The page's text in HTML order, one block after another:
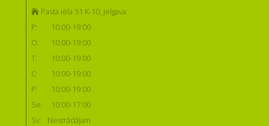
Pasta iela 51 K-10, Jelgava
P:
10:00-19:00
O:
10:00-19:00
T:
10:00-19:00
C:
10:00-19:00
P:
10:00-19:00
Se:
10:00-17:00
Sv:
Nestrādājam